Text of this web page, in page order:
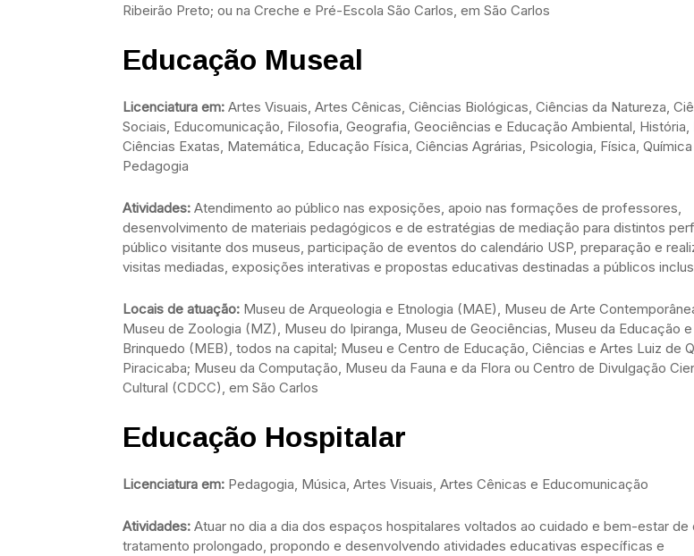
Ribeirão Preto; ou na Creche e Pré-Escola São Carlos, em São Carlos
Educação Museal
Licenciatura em: Artes Visuais, Artes Cênicas, Ciências Biológicas, Ciências da Natureza,
Sociais, Educomunicação, Filosofia, Geografia, Geociências e Educação Ambiental, História,
Ciências Exatas, Matemática, Educação Física, Ciências Agrárias, Psicologia, Física,
Pedagogia
Atividades: Atendimento ao público nas exposições, apoio nas formações de professores,
desenvolvimento de materiais pedagógicos e de estratégias de mediação para distintos
público visitante dos museus, participação de eventos do calendário USP, preparação e
visitas mediadas, exposições interativas e propostas educativas destinadas a públicos
Locais de atuação: Museu de Arqueologia e Etnologia (MAE), Museu de Arte
Museu de Zoologia (MZ), Museu do Ipiranga, Museu de Geociências, Museu da Educação
Brinquedo (MEB), todos na capital; Museu e Centro de Educação, Ciências e Artes Luiz de
Piracicaba; Museu da Computação, Museu da Fauna e da Flora ou Centro de Divulgação
Cultural (CDCC), em São Carlos
Educação Hospitalar
Licenciatura em: Pedagogia, Música, Artes Visuais, Artes Cênicas e Educomunicação
Atividades: Atuar no dia a dia dos espaços hospitalares voltados ao cuidado e bem-estar de
tratamento prolongado, propondo e desenvolvendo atividades educativas específicas e